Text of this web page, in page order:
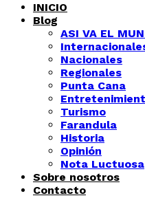
INICIO
Blog
ASI VA EL
Nacionales
Regionales
Punta Cana
Turismo
Farandula
Historia
Opinión
Nota Luctuosa
Sobre nosotros
Contacto